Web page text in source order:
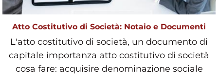
Atto Costitutivo di Società: Notaio e Documenti
L'atto costitutivo di società, un documento di
capitale importanza atto costitutivo di società
cosa fare: acquisire denominazione sociale